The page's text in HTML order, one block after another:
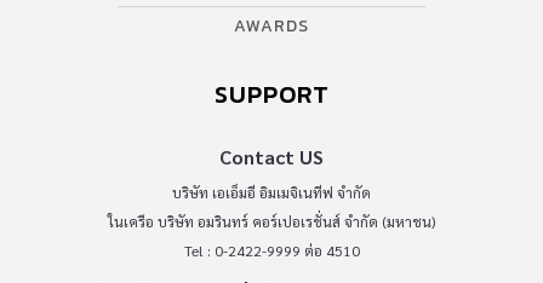
AWARDS
SUPPORT
Contact US
บริษัท เอเอ็มอี อิมเมจิเนทีฟ จำกัด
ในเครือ บริษัท อมรินทร์ คอร์เปอเรชั่นส์ จำกัด (มหาชน)
Tel : 0-2422-9999 ต่อ 4510